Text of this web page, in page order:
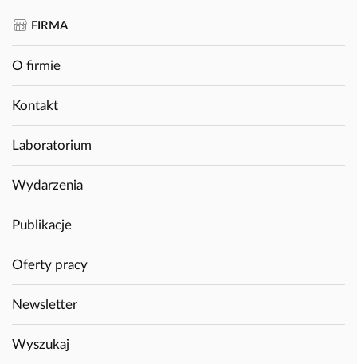
FIRMA
O firmie
Kontakt
Laboratorium
Wydarzenia
Publikacje
Oferty pracy
Newsletter
Wyszukaj